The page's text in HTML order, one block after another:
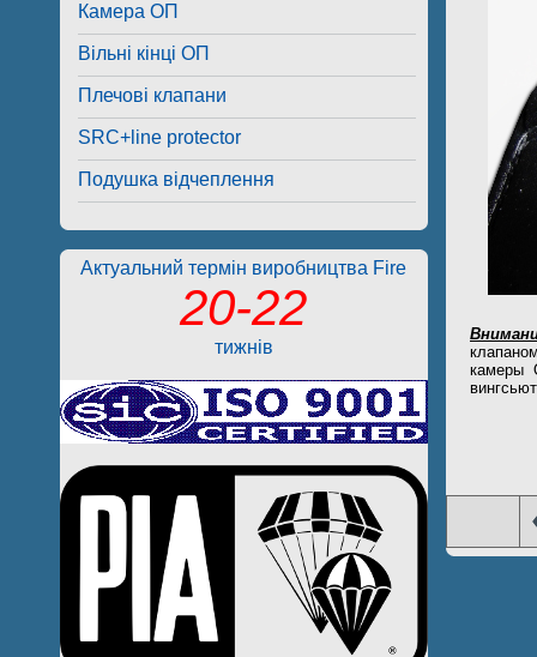
Камера ОП
Вільні кінці ОП
Плечові клапани
SRC+line protector
Подушка відчеплення
Актуальний термін виробництва Fire
20-22
тижнів
камеры